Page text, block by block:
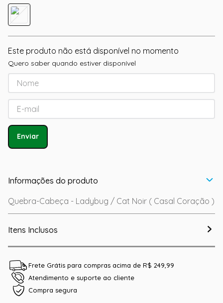
Este produto não está disponível no momento
Quero saber quando estiver disponível
Enviar
Informações do produto
Quebra-Cabeça - Ladybug / Cat Noir ( Casal Coração )
Itens Inclusos
Frete Grátis para compras acima de R$ 249,99
Atendimento e suporte ao cliente
Compra segura